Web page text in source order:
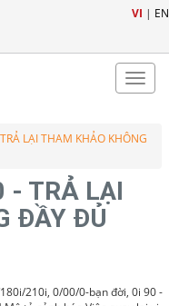
VI | EN
Toggle
LẠI THAM KHẢO KHÔNG
- TRẢ LẠI
ĐẦY ĐỦ
210i, 0/00/0-bạn đời, 0i 90 -